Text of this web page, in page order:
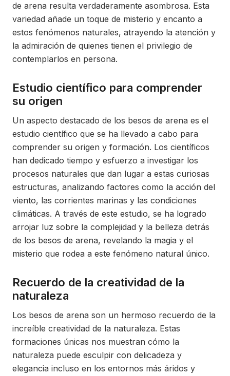
de arena resulta verdaderamente asombrosa. Esta
variedad añade un toque de misterio y encanto a
estos fenómenos naturales, atrayendo la atención y
la admiración de quienes tienen el privilegio de
contemplarlos en persona.
Estudio científico para comprender
su origen
Un aspecto destacado de los besos de arena es el
estudio científico que se ha llevado a cabo para
comprender su origen y formación. Los científicos
han dedicado tiempo y esfuerzo a investigar los
procesos naturales que dan lugar a estas curiosas
estructuras, analizando factores como la acción del
viento, las corrientes marinas y las condiciones
climáticas. A través de este estudio, se ha logrado
arrojar luz sobre la complejidad y la belleza detrás
de los besos de arena, revelando la magia y el
misterio que rodea a este fenómeno natural único.
Recuerdo de la creatividad de la
naturaleza
Los besos de arena son un hermoso recuerdo de la
increíble creatividad de la naturaleza. Estas
formaciones únicas nos muestran cómo la
naturaleza puede esculpir con delicadeza y
elegancia incluso en los entornos más áridos y